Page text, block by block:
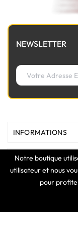
Notre boutique
utilisateur et nous
pour
NEWSLETTER
INFORMATIONS
MAGASIN
VOTRE COMPTE